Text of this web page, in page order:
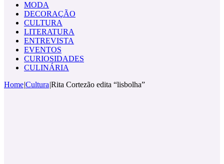
MODA
DECORAÇÃO
CULTURA
LITERATURA
ENTREVISTA
EVENTOS
CURIOSIDADES
CULINÁRIA
Home|Cultura|Rita Cortezão edita “lisbolha”